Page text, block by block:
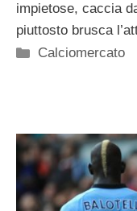
impietose, caccia
piuttosto brusca
Categorie
Calciomercato